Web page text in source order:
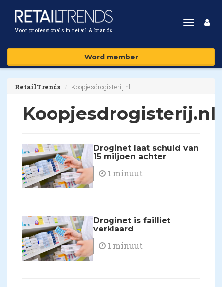
Voor professionals in retail & brands
Toggle
Word member
RetailTrends Koopjesdrogisterij.nl
Koopjesdrogisterij.nl
Droginet laat schuld van
15 miljoen achter
1 minuut
Droginet is failliet
verklaard
1 minuut